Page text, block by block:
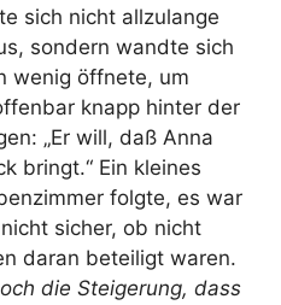
sich nicht allzulange
sondern wandte sich
wenig öffnete, um
knapp hinter der
„Er will, daß Anna
bringt.“ Ein kleines
folgte, es war
sicher, ob nicht
daran beteiligt waren.
die Steigerung, dass